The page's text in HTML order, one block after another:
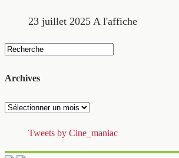
23 juillet 2025 A l'affiche
Archives
Archives
Tweets by Cine_maniac